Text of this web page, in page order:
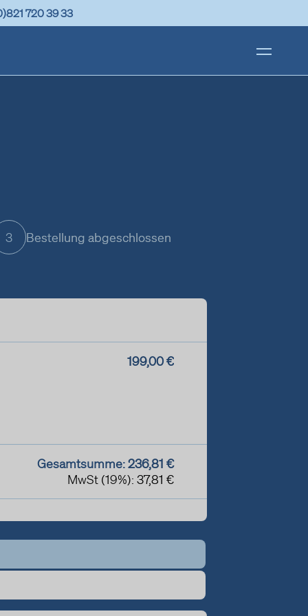
720 39 33
Bestellung abgeschlossen
199,00 €
Gesamtsumme:236,81 €
MwSt (19%): 37,81 €